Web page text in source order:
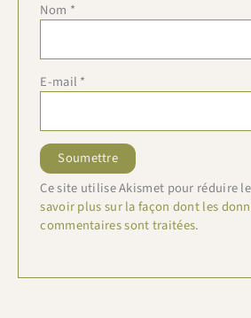
Nom *
E-mail *
Ce site utilise Akismet pour réduire
savoir plus sur la façon dont les
commentaires sont traitées.